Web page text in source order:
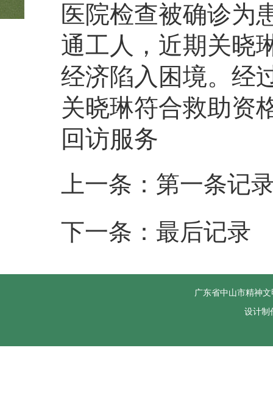
医院检查被确诊为
通工人，近期关晓
经济陷入困境。经
关晓琳符合救助资
回访服务
上一条：第一条记
下一条：最后记录
广东省中山市精神
设计制